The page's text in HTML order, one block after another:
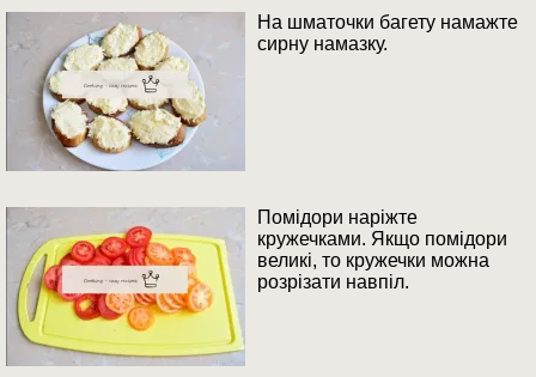
На шматочки багету намажте
сирну намазку.
Помідори наріжте
кружечками. Якщо помідори
великі, то кружечки можна
розрізати навпіл.